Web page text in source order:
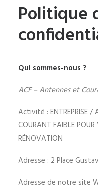
06 15 05 11 85
Politique
Qui sommes-nous ?
ACF – Antennes et
Activité : ENTREPRISE /
COURANT FAIBLE
RÉNOVATION
Adresse : 2 Place
Adresse de notre site